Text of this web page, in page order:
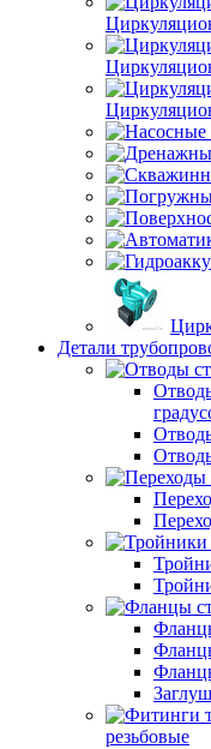
Детали
резьбовые